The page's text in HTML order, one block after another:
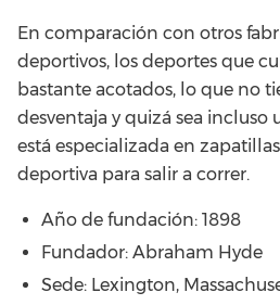
En comparación con otros
deportivos, los deportes que
bastante acotados, lo que no
desventaja y quizá sea incluso
está especializada en
deportiva para salir a correr.
Año de fundación: 1898
Fundador: Abraham Hyde
Sede: Lexington,